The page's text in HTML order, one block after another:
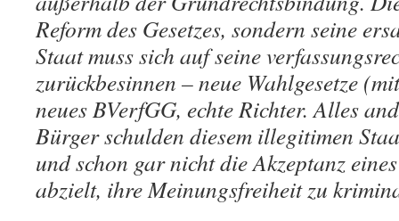
Reform des Gesetzes, sondern seine
Staat muss sich auf seine
zurückbesinnen – neue Wahlgesetze
neues BVerfGG, echte Richter. Alles
Bürger schulden diesem illegitimen
und schon gar nicht die Akzeptanz
abzielt, ihre Meinungsfreiheit zu